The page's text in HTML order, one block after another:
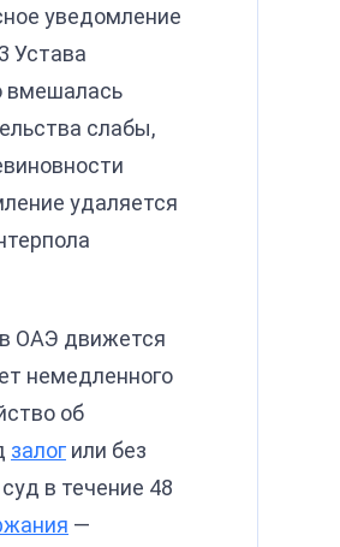
уведомление
Устава
вмешалась
слабы,
удаляется
ОАЭ движется
немедленного
об
залог или без
в течение 48
—